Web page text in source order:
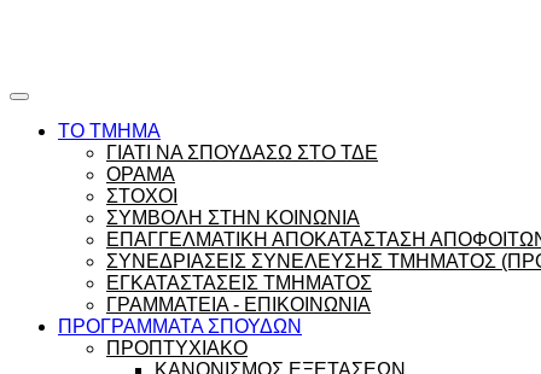
ΤΟ ΤΜΗΜΑ
ΓΙΑΤΙ ΝΑ ΣΠΟΥΔΑΣΩ ΣΤΟ ΤΔΕ
ΟΡΑΜΑ
ΣΤΟΧΟΙ
ΣΥΜΒΟΛΗ ΣΤΗΝ ΚΟΙΝΩΝΙΑ
ΕΠΑΓΓΕΛΜΑΤΙΚΗ ΑΠΟΚΑΤΑΣΤΑΣΗ
ΣΥΝΕΔΡΙΑΣΕΙΣ ΣΥΝΕΛΕΥΣΗΣ ΤΜΗΜΑΤΟΣ
ΕΓΚΑΤΑΣΤΑΣΕΙΣ ΤΜΗΜΑΤΟΣ
ΓΡΑΜΜΑΤΕΙΑ - ΕΠΙΚΟΙΝΩΝΙΑ
ΠΡΟΓΡΑΜΜΑΤΑ ΣΠΟΥΔΩΝ
ΠΡΟΠΤΥΧΙΑΚΟ
ΚΑΝΟΝΙΣΜΟΣ ΕΞΕΤΑΣΕΩΝ